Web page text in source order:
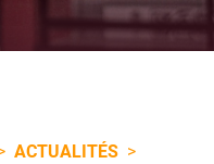
ACTUALITÉS >